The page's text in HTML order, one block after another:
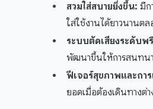
สวมใส่สบายยิ่งขึ้น: มีก
ใส่ใช้งานได้ยาวนานต
ระบบตัดเสียงระดับพ
พัฒนาขึ้นให้การสนทน
ฟีเจอร์สุขภาพและกา
ยอดเมื่อต้องเดินทางต่